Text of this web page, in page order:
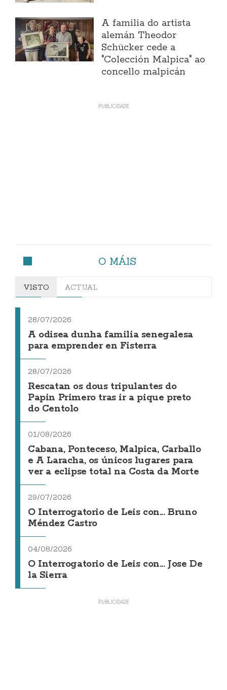
A familia do artista
alemán Theodor
Schücker cede a
"Colección Malpica" ao
concello malpicán
O MÁIS
VISTO ACTUAL
28/07/2026
A odisea dunha familia senegalesa
para emprender en Fisterra
28/07/2026
Rescatan os dous tripulantes do
Papin Primero tras ir a pique preto
do Centolo
01/08/2026
Cabana, Ponteceso, Malpica, Carballo
e A Laracha, os únicos lugares para
ver a eclipse total na Costa da Morte
29/07/2026
O Interrogatorio de Leis con... Bruno
Méndez Castro
04/08/2026
O Interrogatorio de Leis con... Jose De
la Sierra